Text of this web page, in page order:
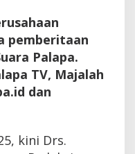
pemberitaan
Palapa.
TV, Majalah
dan
kini Drs.